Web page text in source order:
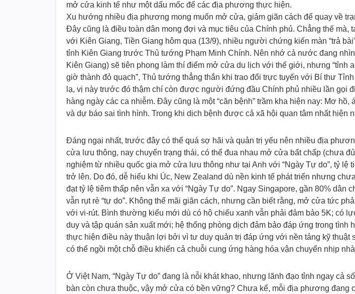
mở cửa kinh tế như một dấu mốc để các địa phương thực hiện.
Xu hướng nhiều địa phương mong muốn mở cửa, giảm giãn cách để quay về
Đây cũng là điều toàn dân mong đợi và mục tiêu của Chính phủ. Chẳng thế mà,
với Kiên Giang, Tiền Giang hôm qua (13/9), nhiều người chứng kiến màn “trả
tỉnh Kiên Giang trước Thủ tướng Phạm Minh Chính. Nên nhớ cả nước đang
Kiên Giang) sẽ tiên phong làm thí điểm mở cửa du lịch với thế giới, nhưng “tỉnh
giờ thành đỏ quạch”, Thủ tướng thẳng thắn khi trao đổi trực tuyến với Bí thư
lạ, vị này trước đó thậm chí còn được người đứng đầu Chính phủ nhiều lần gọi
hàng ngày các ca nhiễm. Đây cũng là một “căn bệnh” trầm kha hiện nay: Mơ
và dự báo sai tình hình. Trong khi dịch bệnh được cả xã hội quan tâm nhất hiện
Đáng ngại nhất, trước đây có thể quá sợ hãi và quản trị yếu nên nhiều địa
cửa lưu thông, nay chuyển trạng thái, có thể đua nhau mở cửa bất chấp (chưa
nghiệm từ nhiều quốc gia mở cửa lưu thông như tại Anh với “Ngày Tự do”, tỷ lệ
trở lên. Do đó, dễ hiểu khi Úc, New Zealand dù nền kinh tế phát triển nhưng
đạt tỷ lệ tiêm thấp nên vẫn xa với “Ngày Tự do”. Ngay Singapore, gần 80% dân
vẫn rụt rè “tự do”. Không thể mãi giãn cách, nhưng cần biết rằng, mở cửa tức
với vi-rút. Bình thường kiểu mới dù có hộ chiếu xanh vẫn phải đảm bảo 5K; có
duy và tập quán sản xuất mới; hệ thống phòng dịch đảm bảo đáp ứng trong tình
thực hiện điều này thuận lợi bởi vì tư duy quản trị đáp ứng với nền tảng kỹ thuật
có thể ngồi một chỗ điều khiển cả chuỗi cung ứng hàng hóa vận chuyển nhịp
Ở Việt Nam, “Ngày Tự do” đang là nỗi khát khao, nhưng lãnh đạo tỉnh ngay cả
bàn còn chưa thuộc, vậy mở cửa có bền vững? Chưa kể, mỗi địa phương đang